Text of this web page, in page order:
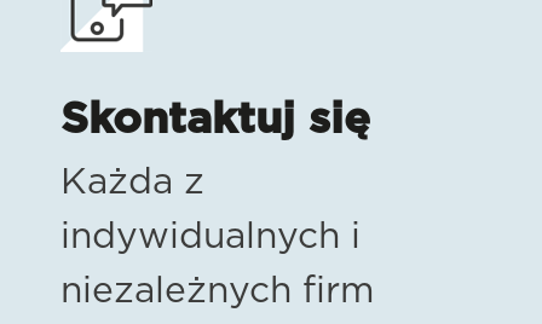
Skontaktuj się
Każda z
indywidualnych i
niezależnych firm